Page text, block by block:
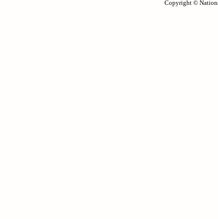
Copyright ©